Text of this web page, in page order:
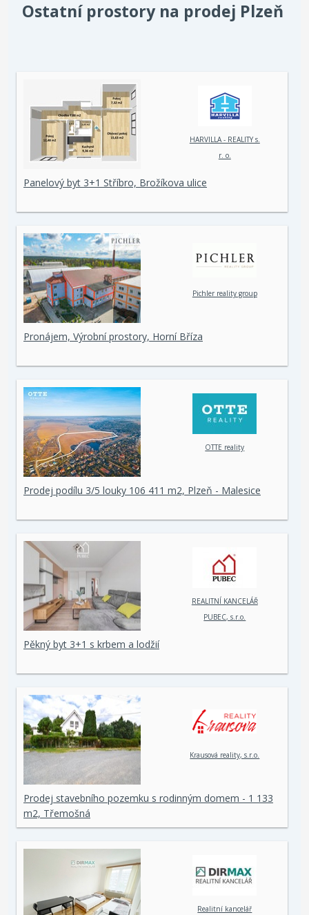
Ostatní prostory na prodej Plzeň
HARVILLA - REALITY s.
r. o.
Panelový byt 3+1 Stříbro, Brožíkova ulice
Pichler reality group
Pronájem, Výrobní prostory, Horní Bříza
OTTE reality
Prodej podílu 3/5 louky 106 411 m2, Plzeň - Malesice
REALITNÍ KANCELÁŘ
PUBEC, s.r.o.
Pěkný byt 3+1 s krbem a lodžií
Krausová reality, s.r.o.
Prodej stavebního pozemku s rodinným domem - 1 133
m2, Třemošná
Realitní kancelář